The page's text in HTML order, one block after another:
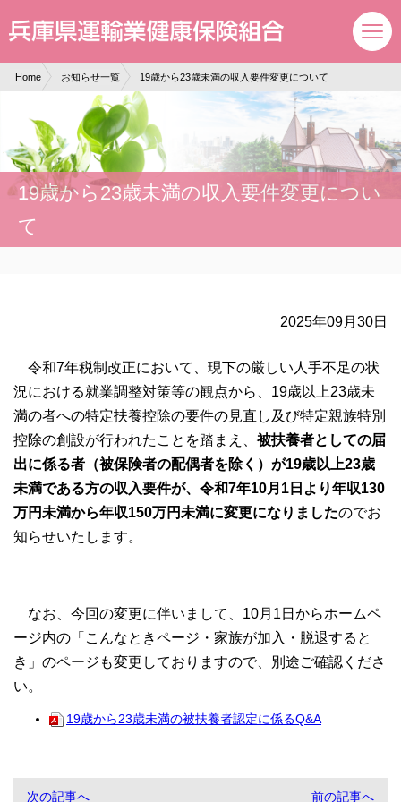
Home お知らせ一覧 19歳から23歳未満の収入要件変更について
19歳から23歳未満の収入要件変更につい
て
2025年09月30日
令和7年税制改正において、現下の厳しい人手不足の状
況における就業調整対策等の観点から、19歳以上23歳未
満の者への特定扶養控除の要件の見直し及び特定親族特別
控除の創設が行われたことを踏まえ、 被扶養者としての届
出に係る者（被保険者の配偶者を除く）が19歳以上23歳
未満である方の収入要件が、令和7年10月1日より年収130
万円未満から年収150万円未満に変更になりましたのでお
知らせいたします。
なお、今回の変更に伴いまして、10月1日からホームペ
ージ内の「こんなときページ・家族が加入・脱退すると
き」のページも変更しておりますので、別途ご確認くださ
い。
19歳から23歳未満の被扶養者認定に係るQ&A
次の記事へ 前の記事へ